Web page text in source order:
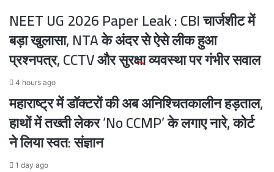
तो
देश
से
माफी
NEET UG 2026 Paper Leak : CBI चार्जशीट में
बड़ा खुलासा, NTA के अंदर से ऐसे लीक हुआ
प्रश्नपत्र, CCTV और सुरक्षा व्यवस्था पर गंभीर सवाल
4 hours ago
महाराष्ट्र में डॉक्टरों की अब अनिश्चितकालीन हड़ताल,
हाथों में तख्ती लेकर ‘No CCMP’ के लगाए नारे, कोर्ट
ने लिया स्वत: संज्ञान
1 day ago